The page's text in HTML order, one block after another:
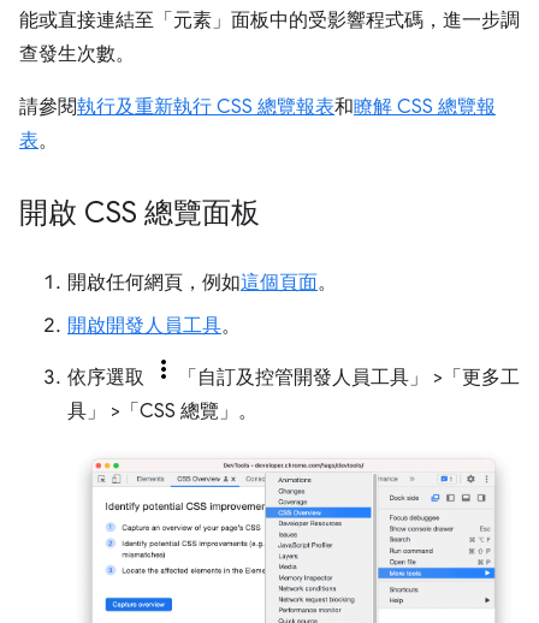
能或直接連結至「元素」 面板中的受影響程式碼，進一步調
查發生次數。
請參閱執行及重新執行 CSS 總覽報表和瞭解 CSS 總覽報
表。
開啟 CSS 總覽面板
開啟任何網頁，例如這個頁面。
開啟開發人員工具。
依序選取 「自訂及控管開發人員工具」
>「更多工
具」
>「CSS 總覽」 。